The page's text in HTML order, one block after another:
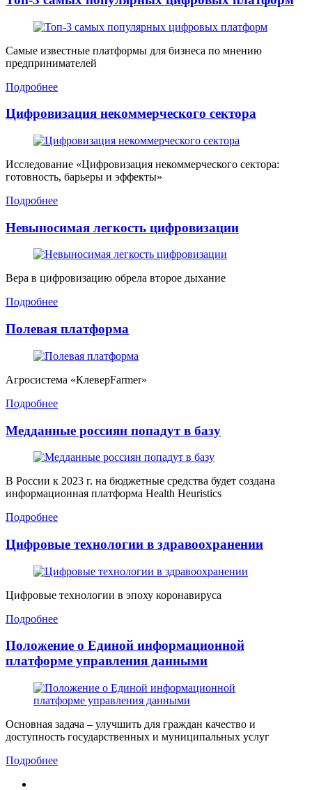
Самые известные платформы для бизнеса по мнению
предпринимателей
Подробнее
Цифровизация некоммерческого сектора
Исследование «Цифровизация некоммерческого сектора:
готовность, барьеры и эффекты»
Подробнее
Невыносимая легкость цифровизации
Вера в цифровизацию обрела второе дыхание
Подробнее
Полевая платформа
Агросистема «КлеверFarmer»
Подробнее
Медданные россиян попадут в базу
В России к 2023 г. на бюджетные средства будет создана
информационная платформа Health Heuristics
Подробнее
Цифровые технологии в здравоохранении
Цифровые технологии в эпоху коронавируса
Подробнее
Положение о Единой информационной
платформе управления данными
Основная задача – улучшить для граждан качество и
доступность государственных и муниципальных услуг
Подробнее